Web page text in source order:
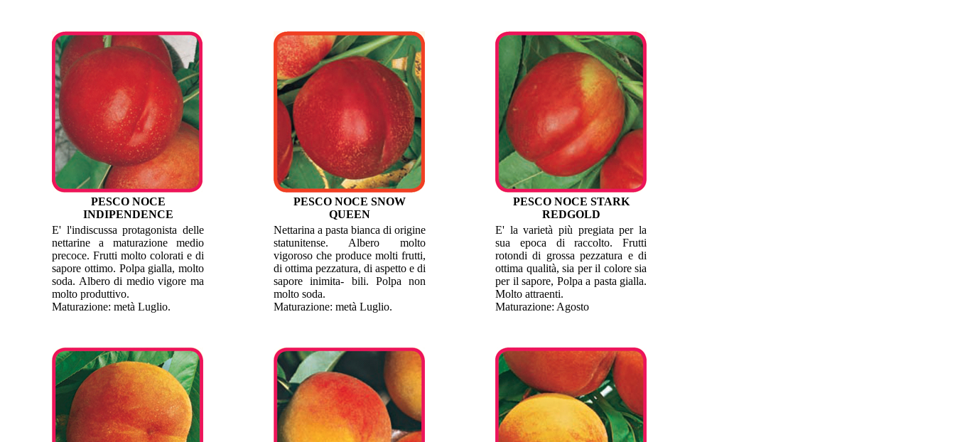
PESCO NOCE
INDIPENDENCE
PESCO NOCE SNOW
QUEEN
PESCO NOCE STARK
REDGOLD
E' l'indiscussa protagonista delle
nettarine a maturazione medio
precoce. Frutti molto colorati e di
sapore ottimo. Polpa gialla, molto
soda. Albero di medio vigore ma
molto produttivo.
Maturazione: metà Luglio.
Nettarina a pasta bianca di origine
statunitense. Albero molto
vigoroso che produce molti frutti,
di ottima pezzatura, di aspetto e di
sapore inimita- bili. Polpa non
molto soda.
Maturazione: metà Luglio.
E' la varietà più pregiata per la
sua epoca di raccolto. Frutti
rotondi di grossa pezzatura e di
ottima qualità, sia per il colore sia
per il sapore, Polpa a pasta gialla.
Molto attraenti.
Maturazione: Agosto